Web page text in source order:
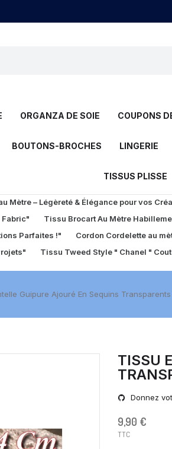
ORGANZA DE SOIE COUPONS
BOUTONS-BROCHES LINGERIE
TISSUS PLISSE
Mètre – Légèreté & Élégance pour vos
Fabric"
Tissu Brocart Au Mètre
Parfaites !" Cordon Cordelette au
Tissu Tweed Style " Chanel "
Guipure Ajouré En Sequins
TISSU
Donnez
9,90 €
TTC